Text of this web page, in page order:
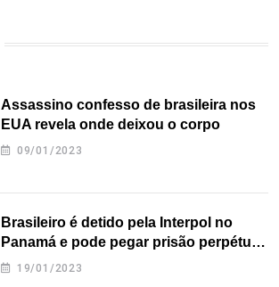
Assassino confesso de brasileira nos
EUA revela onde deixou o corpo
09/01/2023
Brasileiro é detido pela Interpol no
Panamá e pode pegar prisão perpétua
nos EUA
19/01/2023